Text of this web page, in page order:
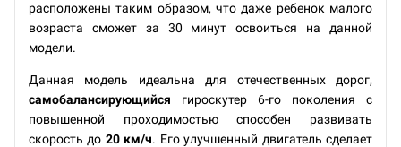
расположены таким образом, что даже ребенок малого
возраста сможет за 30 минут освоиться на данной
модели.
Данная модель идеальна для отечественных дорог,
самобалансирующийся гироскутер 6-го поколения с
повышенной проходимостью способен развивать
скорость до 20 км/ч. Его улучшенный двигатель сделает